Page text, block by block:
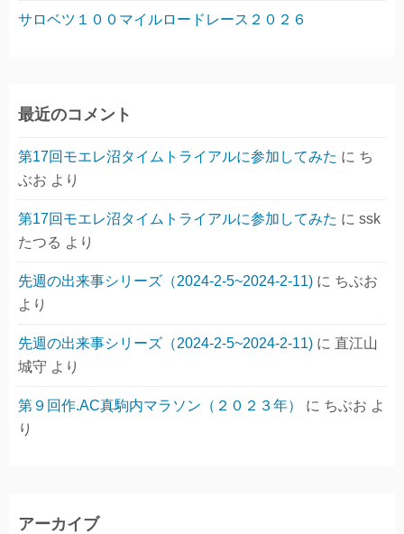
サロベツ１００マイルロードレース２０２６
最近のコメント
第17回モエレ沼タイムトライアルに参加してみた に ち
ぶお より
第17回モエレ沼タイムトライアルに参加してみた に ssk
たつる より
先週の出来事シリーズ（2024-2-5~2024-2-11) に ちぶお
より
先週の出来事シリーズ（2024-2-5~2024-2-11) に 直江山
城守 より
第９回作.AC真駒内マラソン（２０２３年） に ちぶお よ
り
アーカイブ